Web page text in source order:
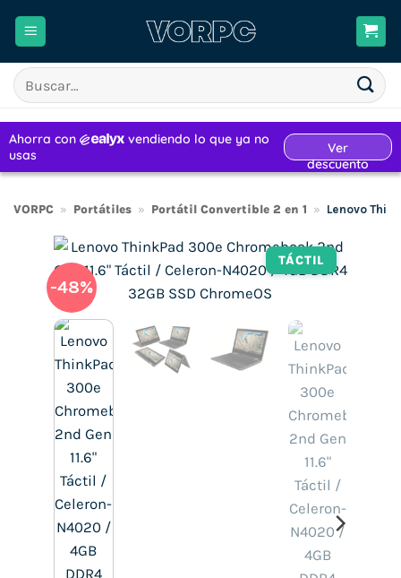
Buscar
por:
VORPC » Portátiles » Portátil Convertible 2 en 1 » Lenovo
TÁCTIL
-48%